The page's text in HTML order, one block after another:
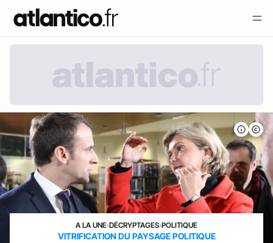
A LA UNE›DÉCRYPTAGES›POLITIQUE
VITRIFICATION DU PAYSAGE POLITIQUE